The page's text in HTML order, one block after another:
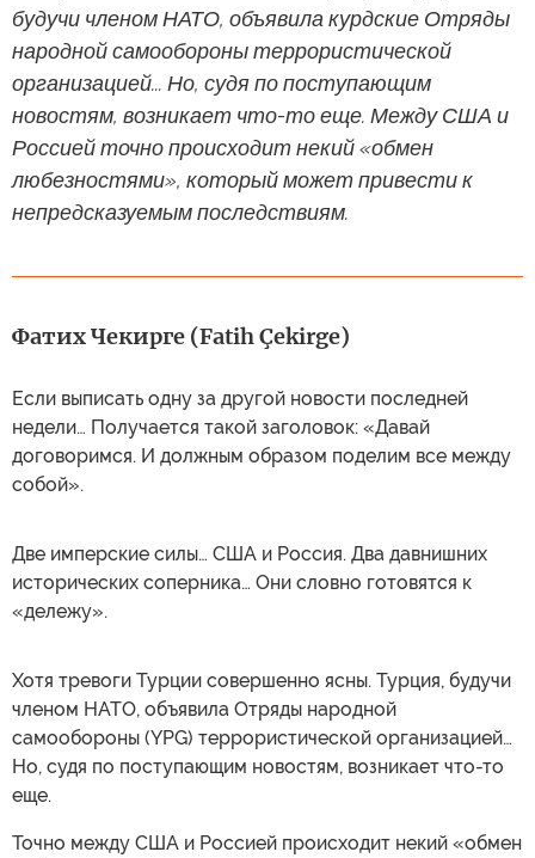
будучи членом НАТО, объявила курдские Отряды
народной самообороны террористической
организацией... Но, судя по поступающим
новостям, возникает что-то еще. Между США и
Россией точно происходит некий «обмен
любезностями», который может привести к
непредсказуемым последствиям.
Фатих Чекирге (Fatih Çekirge)
Если выписать одну за другой новости последней
недели… Получается такой заголовок: «Давай
договоримся. И должным образом поделим все между
собой».
Две имперские силы… США и Россия. Два давнишних
исторических соперника… Они словно готовятся к
«дележу».
Хотя тревоги Турции совершенно ясны. Турция, будучи
членом НАТО, объявила Отряды народной
самообороны (YPG) террористической организацией…
Но, судя по поступающим новостям, возникает что-то
еще.
Точно между США и Россией происходит некий «обмен